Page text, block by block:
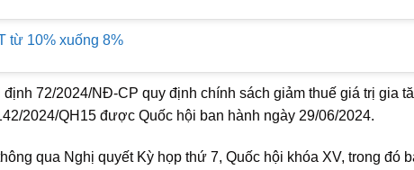
từ 10% xuống 8%
72/2024/NĐ-CP quy định chính sách giảm thuế giá trị gia
2024/QH15 được Quốc hội ban hành ngày 29/06/2024.
qua Nghị quyết Kỳ họp thứ 7, Quốc hội khóa XV, trong đó